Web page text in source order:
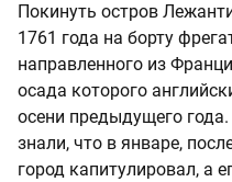
Покинуть остров
1761 года на борту
направленного из
осада которого
осени предыдущего
знали, что в январе,
город капитулировал, а